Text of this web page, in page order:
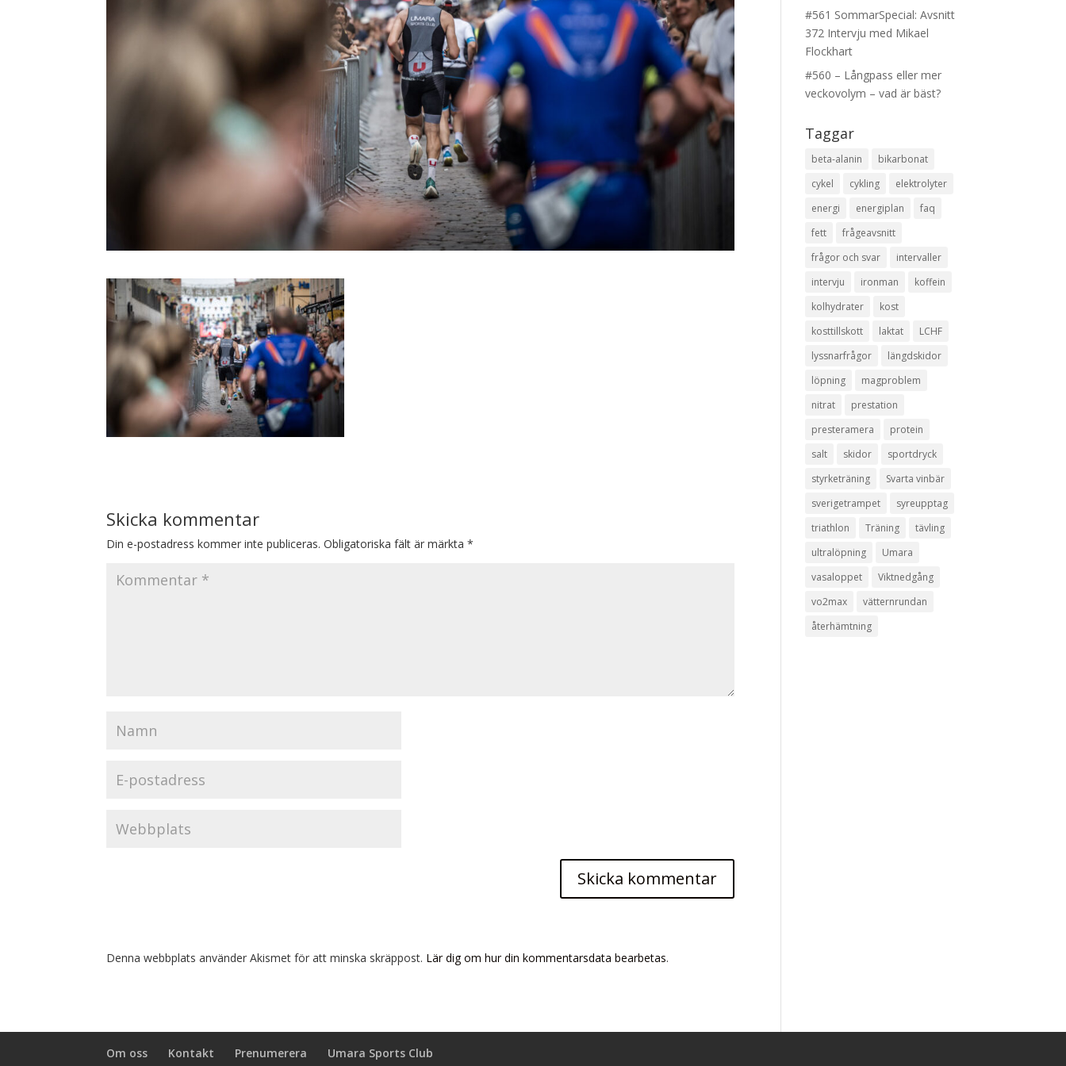
Skicka kommentar
Din e-postadress kommer inte publiceras. Obligatoriska fält är märkta*
Denna webbplats använder Akismet för att minska skräppost. Lär dig om hur din kommentarsdata bearbetas.
#561 SommarSpecial: Avsnitt
372 Intervju med Mikael
Flockhart
#560 – Långpass eller mer
veckovolym – vad är bäst?
Taggar
beta-alanin
bikarbonat
cykel
cykling
elektrolyter
energi
energiplan
faq
fett
frågeavsnitt
frågor och svar
intervaller
intervju
ironman
koffein
kolhydrater
kost
kosttillskott
laktat
LCHF
lyssnarfrågor
längdskidor
löpning
magproblem
nitrat
prestation
presteramera
protein
salt
skidor
sportdryck
styrketräning
Svarta vinbär
sverigetrampet
syreupptag
triathlon
Träning
tävling
ultralöpning
Umara
vasaloppet
Viktnedgång
vo2max
vätternrundan
återhämtning
Om oss Kontakt Prenumerera Umara Sports Club